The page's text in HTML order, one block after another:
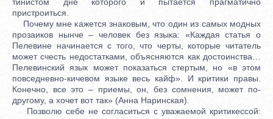
пристроиться.
Почему мне кажется знаковым, что один из самых модных
прозаиков нынче – человек без языка: «Каждая статья о
Пелевине начинается с того, что черты, которые читатель
может счесть недостатками, объясняются как достоинства…
Пелевинский язык может показаться стертым, но «в этом
повседневно-кичевом языке весь кайф». И критики правы.
Конечно, все это – приемы, он, без сомнения, может по-
другому, а хочет вот так» (Анна Наринская).
Позволю себе не согласиться с уважаемой критикессой: